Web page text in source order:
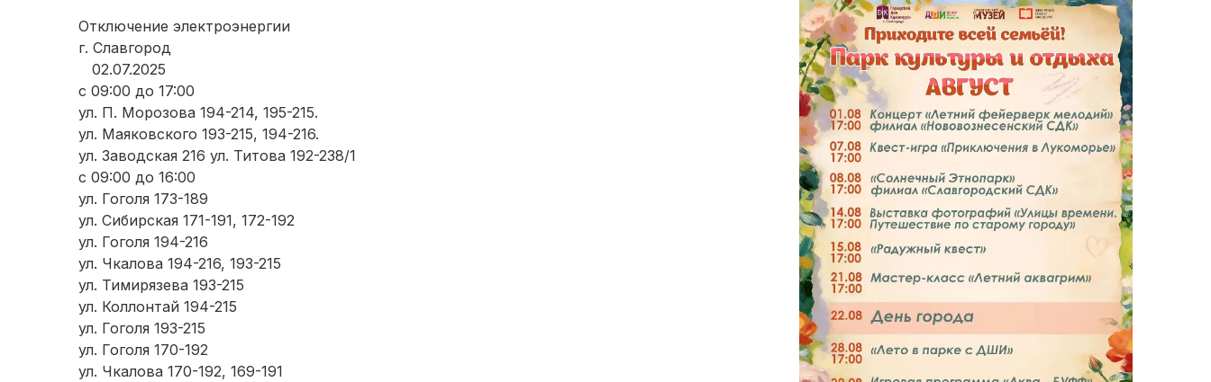
Отключение электроэнергии
г. Славгород
02.07.2025
с 09:00 до 17:00
ул. П. Морозова 194-214, 195-215.
ул. Маяковского 193-215, 194-216.
ул. Заводская 216 ул. Титова 192-238/1
с 09:00 до 16:00
ул. Гоголя 173-189
ул. Сибирская 171-191, 172-192
ул. Гоголя 194-216
ул. Чкалова 194-216, 193-215
ул. Тимирязева 193-215
ул. Коллонтай 194-215
ул. Гоголя 193-215
ул. Гоголя 170-192
ул. Чкалова 170-192, 169-191